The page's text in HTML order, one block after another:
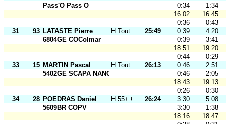
Pass'O Pass O
0:34
1:34
16:02
16:45
0:36
0:43
31
93 LATASTE Pierre H Tout Ages25:49 0:39
4:20
6804GE COColmar
0:39
3:41
18:51
19:20
0:44
0:29
33
15 MARTIN Pascal H Tout Ages26:13 0:46
2:51
5402GE SCAPA NANCY
0:46
2:05
18:43
19:13
0:26
0:30
34
28 POEDRAS Daniel H 55+ O 26:24 3:30
5:08
5609BR COPV
3:30
1:38
18:16
18:47